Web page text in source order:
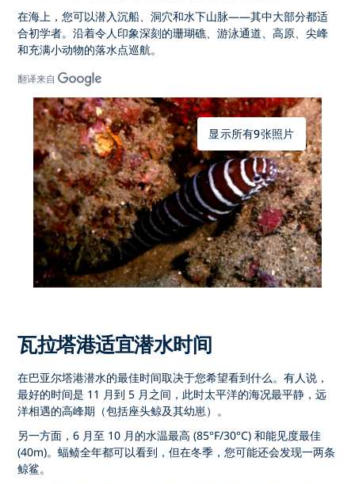
在海上，您可以潜入沉船、洞穴和水下山脉——其中大部分都适
合初学者。沿着令人印象深刻的珊瑚礁、游泳通道、高原、尖峰
和充满小动物的落水点巡航。
翻译来自
显示所有9张照片
瓦拉塔港适宜潜水时间
在巴亚尔塔港潜水的最佳时间取决于您希望看到什么。有人说，
最好的时间是 11 月到 5 月之间，此时太平洋的海况最平静，远
洋相遇的高峰期（包括座头鲸及其幼崽）。
另一方面，6 月至 10 月的水温最高 (85°F/30°C) 和能见度最佳
(40m)。蝠鲼全年都可以看到，但在冬季，您可能还会发现一两条
鲸鲨。